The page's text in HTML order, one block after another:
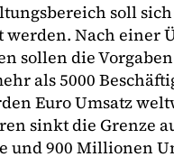
soll
werden. Nach einer
sollen die
als 5000
Euro Umsatz
sinkt die Grenze
und 900 Millionen